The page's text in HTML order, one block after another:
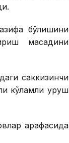
бўлишини
мақсадини
саккизинчи
кўламли уруш
арафасида